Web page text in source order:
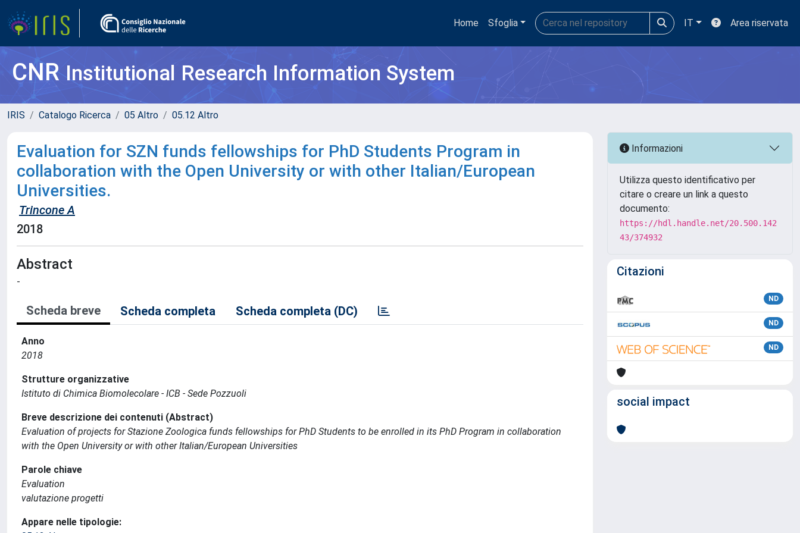
Home Sfoglia IT Area riservata
CNRInstitutional Research Information System
IRIS Catalogo Ricerca 05 Altro 05.12 Altro
Evaluation for SZN funds fellowships for PhD Students Program in
collaboration with the Open University or with other Italian/European
Universities.
Trincone A
2018
Abstract
-
Scheda breve Scheda completa Scheda completa (DC)
Anno
2018
Strutture organizzative
Istituto di Chimica Biomolecolare - ICB - Sede Pozzuoli
Breve descrizione dei contenuti (Abstract)
Evaluation of projects for Stazione Zoologica funds fellowships for PhD Students to be enrolled in its PhD Program in collaboration
with the Open University or with other Italian/European Universities
Parole chiave
Evaluation
valutazione progetti
Appare nelle tipologie:
Informazioni
Utilizza questo identificativo per
citare o creare un link a questo
documento:
https://hdl.handle.net/20.500.142
43/374932
Citazioni
ND
ND
ND
social impact